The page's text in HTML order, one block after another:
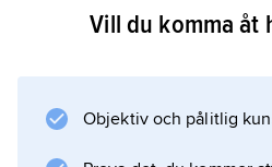
Adelaide, som
jordbruksmark och
Vill du komma åt
Objektiv och pålitlig